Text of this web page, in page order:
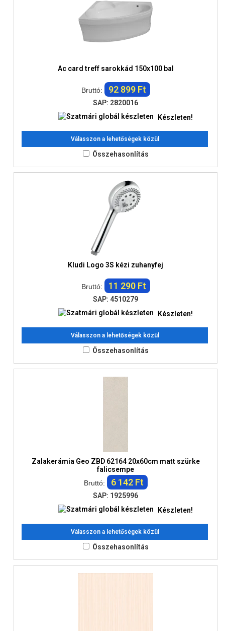
Ac card treff sarokkád 150x100 bal
Bruttó: 92 899 Ft
SAP: 2820016
Készleten!
Válasszon a lehetőségek közül
Összehasonlítás
Kludi Logo 3S kézi zuhanyfej
Bruttó: 11 290 Ft
SAP: 4510279
Készleten!
Válasszon a lehetőségek közül
Összehasonlítás
Zalakerámia Geo ZBD 62164 20x60cm matt szürke
falicsempe
Bruttó:
6 142 Ft
SAP: 1925996
Készleten!
Válasszon a lehetőségek közül
Összehasonlítás